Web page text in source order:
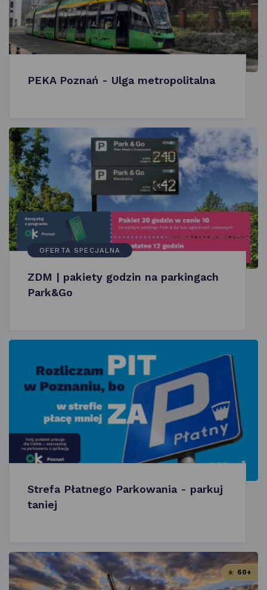
PEKA Poznań - Ulga metropolitalna
OFERTA SPECJALNA
ZDM | pakiety godzin na parkingach
Park&Go
Strefa Płatnego Parkowania - parkuj
taniej
60+